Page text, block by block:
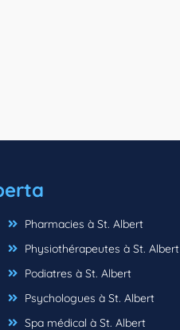
Pharmacies à St. Albert
Physiothérapeutes à St. Albert
Podiatres à St. Albert
Psychologues à St. Albert
Spa médical à St. Albert